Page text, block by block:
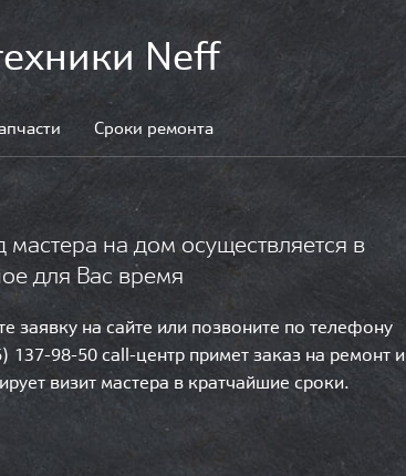
Neff
Сроки ремонта
мастера на дом осуществляется в
для Вас время
заявку на сайте или позвоните по телефону
137-98-50 call-центр примет заказ на ремонт и
визит мастера в кратчайшие сроки.